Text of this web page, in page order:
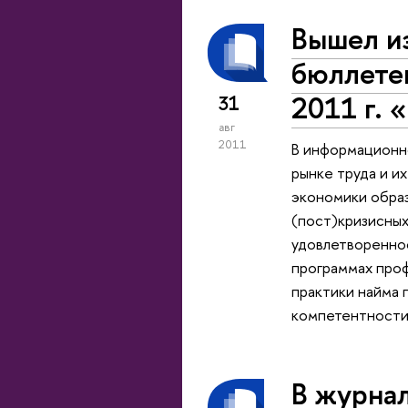
31
авг
2011
Вышел
2011 г.
В
рынке труда и
экономики
программах
практики найма
В